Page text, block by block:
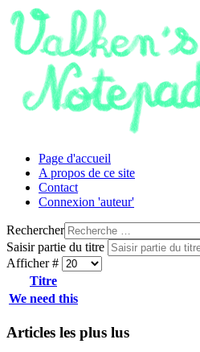
Page d'accueil
A propos de ce site
Contact
Connexion 'auteur'
Rechercher
Saisir partie du titre
Afficher #
Titre
We need this
Articles les plus lus